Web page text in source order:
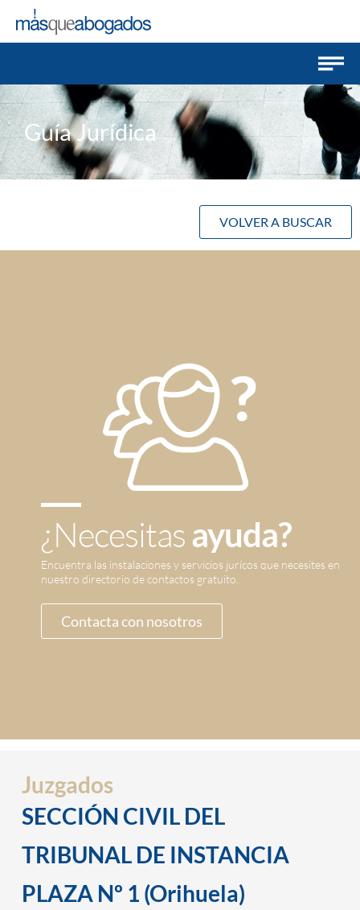
Guía Jurídica
VOLVER A BUSCAR
¿Necesitasayuda?
Encuentra las instalaciones y servicios jurícos que necesites en
nuestro directorio de contactos gratuito.
Contacta con nosotros
Juzgados
SECCIÓN CIVIL DEL
TRIBUNAL DE INSTANCIA
PLAZA Nº 1 (Orihuela)